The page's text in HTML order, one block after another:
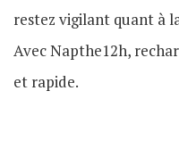
restez vigilant quant à
Avec Napthe12h,
et rapide.